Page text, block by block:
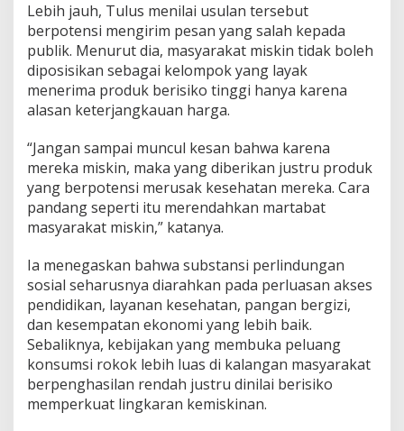
Lebih jauh, Tulus menilai usulan tersebut
berpotensi mengirim pesan yang salah kepada
publik. Menurut dia, masyarakat miskin tidak boleh
diposisikan sebagai kelompok yang layak
menerima produk berisiko tinggi hanya karena
alasan keterjangkauan harga.
“Jangan sampai muncul kesan bahwa karena
mereka miskin, maka yang diberikan justru produk
yang berpotensi merusak kesehatan mereka. Cara
pandang seperti itu merendahkan martabat
masyarakat miskin,” katanya.
Ia menegaskan bahwa substansi perlindungan
sosial seharusnya diarahkan pada perluasan akses
pendidikan, layanan kesehatan, pangan bergizi,
dan kesempatan ekonomi yang lebih baik.
Sebaliknya, kebijakan yang membuka peluang
konsumsi rokok lebih luas di kalangan masyarakat
berpenghasilan rendah justru dinilai berisiko
memperkuat lingkaran kemiskinan.